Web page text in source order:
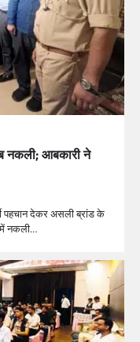
नकली; आबकारी ने
देकर असली ब्रांड के
में नकली…